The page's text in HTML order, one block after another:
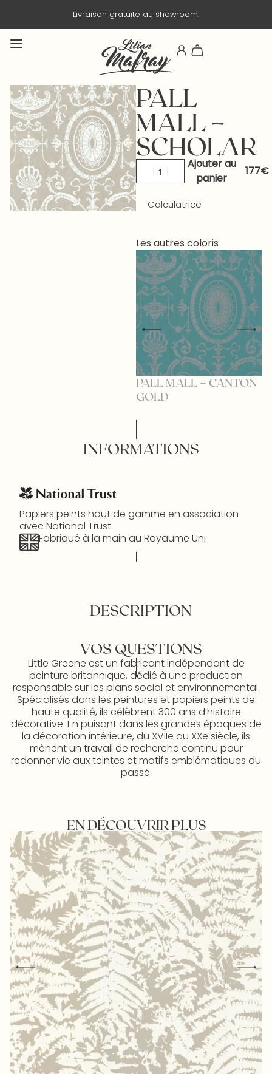
gratuite au showroom.
PALL
MALL –
SCHOLAR
Ajouter au
panier
Calculatrice
Les autres coloris
PALL MALL – CANTON
GOLD
INFORMATIONS
Papiers peints haut de gamme en association
avec National Trust.
Fabriqué à la main au Royaume Uni
DESCRIPTION
VOS QUESTIONS
Little Greene est un fabricant indépendant de
peinture britannique, dédié à une production
responsable sur les plans social et environnemental.
Spécialisés dans les peintures et papiers peints de
haute qualité, ils célèbrent 300 ans d’histoire
décorative. En puisant dans les grandes époques de
la décoration intérieure, du XVIIe au XXe siècle, ils
mènent un travail de recherche continu pour
redonner vie aux teintes et motifs emblématiques du
passé.
EN DÉCOUVRIR PLUS